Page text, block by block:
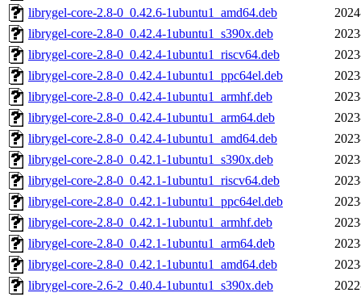
librygel-core-2.8-0_0.42.6-1ubuntu1_amd64.deb
librygel-core-2.8-0_0.42.4-1ubuntu1_s390x.deb
librygel-core-2.8-0_0.42.4-1ubuntu1_riscv64.deb
librygel-core-2.8-0_0.42.4-1ubuntu1_ppc64el.deb
librygel-core-2.8-0_0.42.4-1ubuntu1_armhf.deb
librygel-core-2.8-0_0.42.4-1ubuntu1_arm64.deb
librygel-core-2.8-0_0.42.4-1ubuntu1_amd64.deb
librygel-core-2.8-0_0.42.1-1ubuntu1_s390x.deb
librygel-core-2.8-0_0.42.1-1ubuntu1_riscv64.deb
librygel-core-2.8-0_0.42.1-1ubuntu1_ppc64el.deb
librygel-core-2.8-0_0.42.1-1ubuntu1_armhf.deb
librygel-core-2.8-0_0.42.1-1ubuntu1_arm64.deb
librygel-core-2.8-0_0.42.1-1ubuntu1_amd64.deb
librygel-core-2.6-2_0.40.4-1ubuntu1_s390x.deb